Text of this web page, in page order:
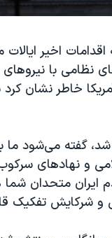
اخیر ایالات
نظامی با
خاطر نشان کرد
گفته می‌شود ما
و نهادهای
ایران متحدان شما
و شرکایش تفکیک